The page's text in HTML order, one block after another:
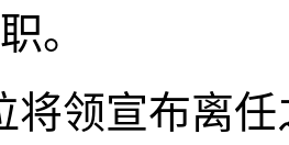
。
将领宣布离